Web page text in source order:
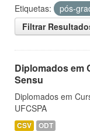
Etiquetas:
pós-
Filtrar
Diplomados em
Sensu
Diplomados em
UFCSPA
CSV ODT